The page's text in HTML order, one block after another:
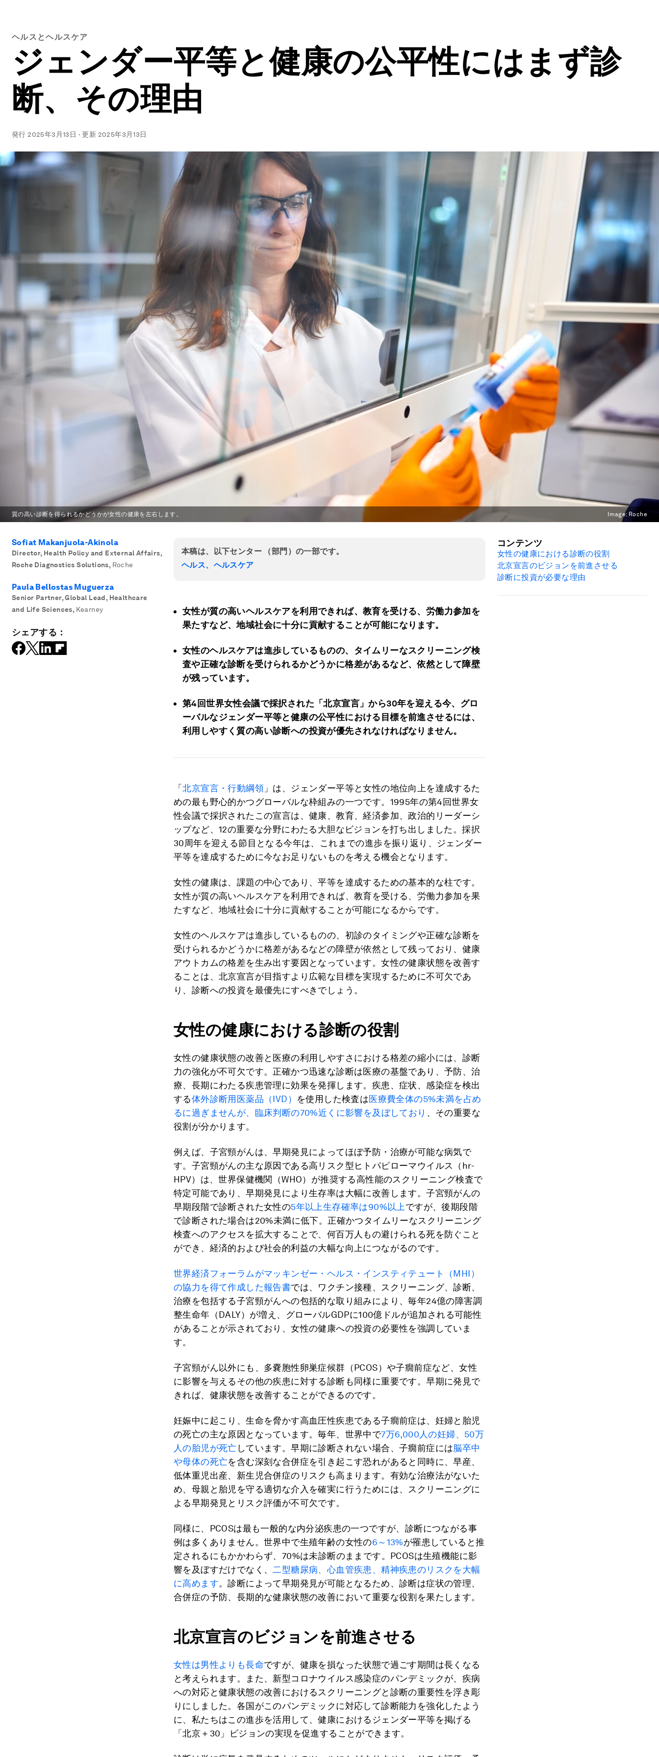
ヘルスとヘルスケア
ジェンダー平等と健康の公平性にはまず診
断、その理由
発行2025年3月13日 ·更新 2025年3月13日
質の高い診断を得られるかどうかが女性の健康を左右します。 Image: Roche
Sofiat Makanjuola-Akinola
Director, Health Policy and External Affairs,
Roche Diagnostics Solutions, Roche
Paula Bellostas Muguerza
Senior Partner, Global Lead, Healthcare
and Life Sciences, Kearney
シェアする：
本稿は、以下センター （部門）の一部です。
ヘルス、ヘルスケア
女性が質の高いヘルスケアを利用できれば、教育を受ける、労働力参加を
果たすなど、地域社会に十分に貢献することが可能になります。
女性のヘルスケアは進歩しているものの、タイムリーなスクリーニング検
査や正確な診断を受けられるかどうかに格差があるなど、依然として障壁
が残っています。
第4回世界女性会議で採択された「北京宣言」から30年を迎える今、グロ
ーバルなジェンダー平等と健康の公平性における目標を前進させるには、
利用しやすく質の高い診断への投資が優先されなければなりません。
「北京宣言・行動綱領 」は、ジェンダー平等と女性の地位向上を達成するた
めの最も野心的かつグローバルな枠組みの一つです。1995年の第4回世界女
性会議で採択されたこの宣言は、健康、教育、経済参加、政治的リーダーシ
ップなど、12の重要な分野にわたる大胆なビジョンを打ち出しました。採択
30周年を迎える節目となる今年は、これまでの進歩を振り返り、ジェンダー
平等を達成するために今なお足りないものを考える機会となります。
女性の健康は、課題の中心であり、平等を達成するための基本的な柱です。
女性が質の高いヘルスケアを利用できれば、教育を受ける、労働力参加を果
たすなど、地域社会に十分に貢献することが可能になるからです。
女性のヘルスケアは進歩しているものの、初診のタイミングや正確な診断を
受けられるかどうかに格差があるなどの障壁が依然として残っており、健康
アウトカムの格差を生み出す要因となっています。女性の健康状態を改善す
ることは、北京宣言が目指すより広範な目標を実現するために不可欠であ
り、診断への投資を最優先にすべきでしょう。
女性の健康における診断の役割
女性の健康状態の改善と医療の利用しやすさにおける格差の縮小には、診断
力の強化が不可欠です。正確かつ迅速な診断は医療の基盤であり、予防、治
療、長期にわたる疾患管理に効果を発揮します。疾患、症状、感染症を検出
する体外診断用医薬品（IVD） を使用した検査は医療費全体の5%未満を占め
るに過ぎませんが、臨床判断の70%近くに影響を及ぼしており 、その重要な
役割が分かります。
例えば、子宮頸がんは、早期発見によってほぼ予防・治療が可能な病気で
す。子宮頸がんの主な原因である高リスク型ヒトパピローマウイルス（hr-
HPV）は、世界保健機関（WHO）が推奨する高性能のスクリーニング検査で
特定可能であり、早期発見により生存率は大幅に改善します。子宮頸がんの
早期段階で診断された女性の5年以上生存確率は90%以上ですが、後期段階
で診断された場合は20%未満に低下。正確かつタイムリーなスクリーニング
検査へのアクセスを拡大することで、何百万人もの避けられる死を防ぐこと
ができ、経済的および社会的利益の大幅な向上につながるのです。
世界経済フォーラムがマッキンゼー・ヘルス・インスティテュート（MHI）
の協力を得て作成した報告書では、ワクチン接種、スクリーニング、診断、
治療を包括する子宮頸がんへの包括的な取り組みにより、毎年24億の障害調
整生命年（DALY）が増え、グローバルGDPに100億ドルが追加される可能性
があることが示されており、女性の健康への投資の必要性を強調していま
す。
子宮頸がん以外にも、多嚢胞性卵巣症候群（PCOS）や子癇前症など、女性
に影響を与えるその他の疾患に対する診断も同様に重要です。早期に発見で
きれば、健康状態を改善することができるのです。
妊娠中に起こり、生命を脅かす高血圧性疾患である子癇前症は、妊婦と胎児
の死亡の主な原因となっています。毎年、世界中で7万6,000人の妊婦、50万
人の胎児が死亡 しています。早期に診断されない場合、子癇前症には脳卒中
や母体の死亡を含む深刻な合併症を引き起こす恐れがあると同時に、早産、
低体重児出産、新生児合併症のリスクも高まります。有効な治療法がないた
め、母親と胎児を守る適切な介入を確実に行うためには、スクリーニングに
よる早期発見とリスク評価が不可欠です。
同様に、PCOSは最も一般的な内分泌疾患の一つですが、診断につながる事
例は多くありません。世界中で生殖年齢の女性の6～13%が罹患していると推
定されるにもかかわらず、70%は未診断のままです。PCOSは生殖機能に影
響を及ぼすだけでなく、 二型糖尿病、心血管疾患、精神疾患のリスクを大幅
に高めます。診断によって早期発見が可能となるため、診断は症状の管理、
合併症の予防、長期的な健康状態の改善において重要な役割を果たします。
北京宣言のビジョンを前進させる
女性は男性よりも長命ですが、健康を損なった状態で過ごす期間は長くなる
と考えられます。また、新型コロナウイルス感染症のパンデミックが、疾病
への対応と健康状態の改善におけるスクリーニングと診断の重要性を浮き彫
りにしました。各国がこのパンデミックに対応して診断能力を強化したよう
に、私たちはこの進歩を活用して、健康におけるジェンダー平等を掲げる
「北京＋30」ビジョンの実現を促進することができます。
コンテンツ
女性の健康における診断の役割
北京宣言のビジョンを前進させる
診断に投資が必要な理由